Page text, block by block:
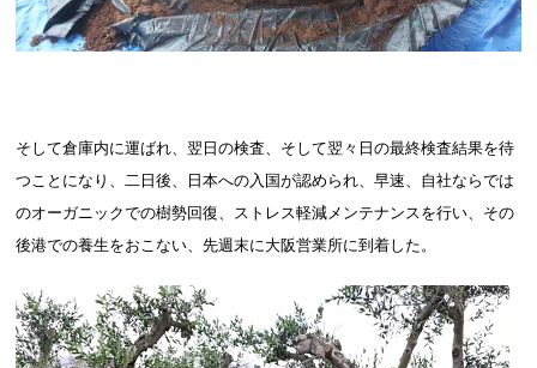
そして倉庫内に運ばれ、翌日の検査、そして翌々日の最終検査結果を待
つことになり、二日後、日本への入国が認められ、早速、自社ならでは
のオーガニックでの樹勢回復、ストレス軽減メンテナンスを行い、その
後港での養生をおこない、先週末に大阪営業所に到着した。